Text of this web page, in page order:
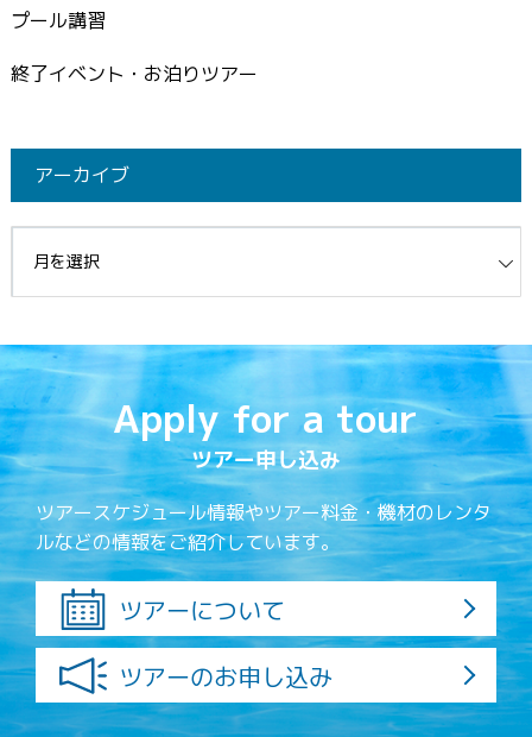
プール講習
終了イベント・お泊りツアー
アーカイブ
Apply for a tour
ツアー申し込み
ツアースケジュール情報やツアー料金・機材のレンタ
ルなどの情報をご紹介しています。
ツアーについて
ツアーのお申し込み